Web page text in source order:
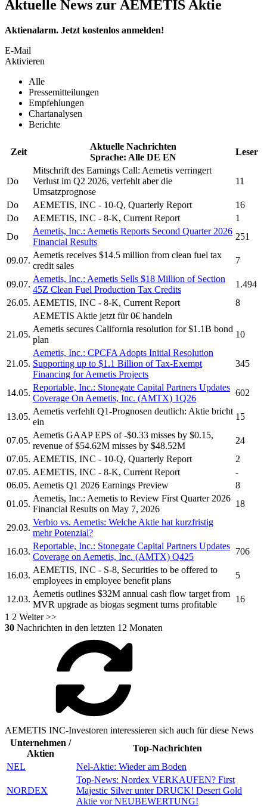
Aktuelle News zur AEMETIS Aktie
Aktienalarm. Jetzt kostenlos anmelden!
E-Mail
Aktivieren
Alle
Pressemitteilungen
Empfehlungen
Chartanalysen
Berichte
Zeit
Aktuelle Nachrichten
Sprache: Alle DE EN
Leser
Do
Mitschrift des Earnings Call: Aemetis verringert
Verlust im Q2 2026, verfehlt aber die
Umsatzprognose
11
Do AEMETIS, INC - 10-Q, Quarterly Report
16
Do
AEMETIS, INC - 8-K, Current Report
1
Do
Aemetis, Inc.: Aemetis Reports Second Quarter 2026
Financial Results
251
09.07.
Aemetis receives $14.5 million from clean fuel tax
credit sales
7
09.07.
Aemetis, Inc.: Aemetis Sells $18 Million of Section
45Z Clean Fuel Production Tax Credits
1.494
26.05. AEMETIS, INC - 8-K, Current Report
8
AEMETIS Aktie jetzt für 0€ handeln
21.05.
Aemetis secures California resolution for $1.1B bond
plan
10
21.05.
Aemetis, Inc.: CPCFA Adopts Initial Resolution
Supporting up to $1.1 Billion of Tax-Exempt
Financing forAemetis Projects
345
14.05.
Reportable, Inc.: Stonegate Capital Partners Updates
Coverage On Aemetis, Inc. (AMTX) 1Q26
602
13.05.
Aemetis verfehlt Q1-Prognosen deutlich: Aktie bricht
ein
15
07.05.
Aemetis GAAP EPS of -$0.33 misses by $0.15,
revenue of $54.62M misses by $48.52M
24
07.05. AEMETIS, INC - 10-Q, Quarterly Report
2
07.05. AEMETIS, INC - 8-K, Current Report
-
06.05. Aemetis Q1 2026 Earnings Preview
8
01.05.
Aemetis, Inc.: Aemetis to Review First Quarter 2026
Financial Results on May 7, 2026
18
29.03.
Verbio vs. Aemetis: Welche Aktie hat kurzfristig
mehr Potenzial?
16.03.
Reportable, Inc.: Stonegate Capital Partners Updates
Coverage on Aemetis, Inc. (AMTX) Q425
706
16.03.
AEMETIS, INC - S-8, Securities to be offered to
employees in employee benefit plans
5
12.03.
Aemetis outlines $32M annual cash flow target from
MVR upgrade as biogas segment turns profitable
16
1 2 Weiter >>
30 Nachrichten in den letzten 12 Monaten
AEMETIS INC-Investoren interessieren sich auch für diese News
Unternehmen /
Aktien
Top-Nachrichten
NEL
Nel-Aktie: Wieder am Boden
NORDEX
Top-News: Nordex VERKAUFEN? First
Majestic Silver unter DRUCK! Desert Gold
Aktie vor NEUBEWERTUNG!